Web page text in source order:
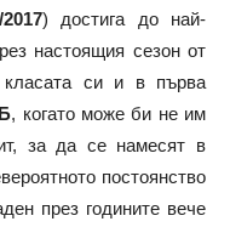
) достига до най-
настоящия сезон от
класата си и в първа
, когато може би не им
за да се намесят в
постоянство
през годините вече